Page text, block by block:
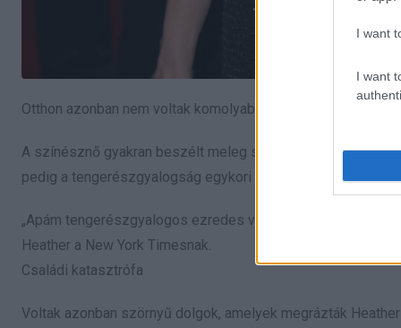
I want
I want
Otthon azonban nem voltak komolyabb problémák, és
A színésznő gyakran beszélt meleg szavakkal a szüleiről,
pedig a tengerészgyalogság egykori ezredese.
„Apám tengerészgyalogos ezredes volt, nagyon
Heather a New York Timesnak.
Családi katasztrófa
Voltak azonban szörnyű dolgok, amelyek megrázták